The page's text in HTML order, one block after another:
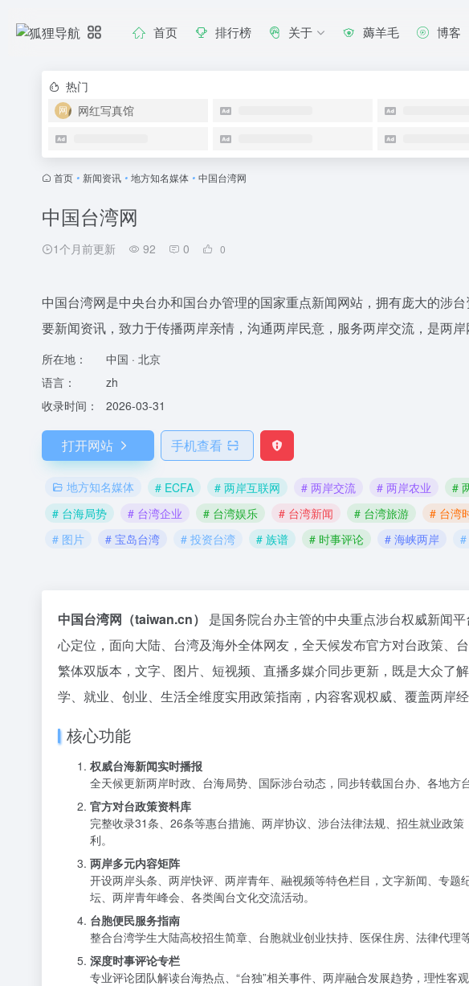
首页 排行榜 关于 薅羊毛 博客
热门
网红写真馆
首页 • 新闻资讯 • 地方知名媒体 • 中国台湾网
中国台湾网
1个月前更新 92 0 0
中国台湾网是中央台办和国台办管理的国家重点新闻网站，拥有庞大的涉
要新闻资讯，致力于传播两岸亲情，沟通两岸民意，服务两岸交流，是两岸
所在地：
中国 · 北京
语言：
zh
收录时间：
2026-03-31
打开网站 手机查看
地方知名媒体 # ECFA # 两岸互联网 # 两岸交流 # 两岸农业 #
# 台海局势
# 台湾企业 # 台湾娱乐 # 台湾新闻 # 台湾旅游 # 台湾
# 图片
# 宝岛台湾 # 投资台湾 # 族谱 # 时事评论 # 海峡两岸 #
中国台湾网（taiwan.cn）
是国务院台办主管的中央重点涉台权威新闻
心定位，面向大陆、台湾及海外全体网友，全天候发布官方对台政策、
繁体双版本，文字、图片、短视频、直播多媒介同步更新，既是大众了
学、就业、创业、生活全维度实用政策指南，内容客观权威、覆盖两岸
核心功能
权威台海新闻实时播报
全天候更新两岸时政、台海局势、国际涉台动态，同步转载国台办、各地方
官方对台政策资料库
完整收录31条、26条等惠台措施、两岸协议、涉台法律法规、招生就业政
利。
两岸多元内容矩阵
开设两岸头条、两岸快评、两岸青年、融视频等特色栏目，文字新闻、专
坛、两岸青年峰会、各类闽台文化交流活动。
台胞便民服务指南
整合台湾学生大陆高校招生简章、台胞就业创业扶持、医保住房、法律代理
深度时事评论专栏
专业评论团队解读台海热点、“台独”相关事件、两岸融合发展趋势，理性客